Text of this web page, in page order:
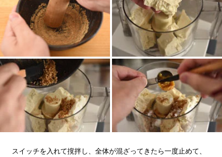
スイッチを入れて撹拌し、全体が混ざってきたら一度止めて、